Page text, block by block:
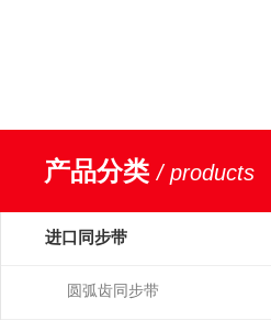
产品分类/ products
进口同步带
圆弧齿同步带